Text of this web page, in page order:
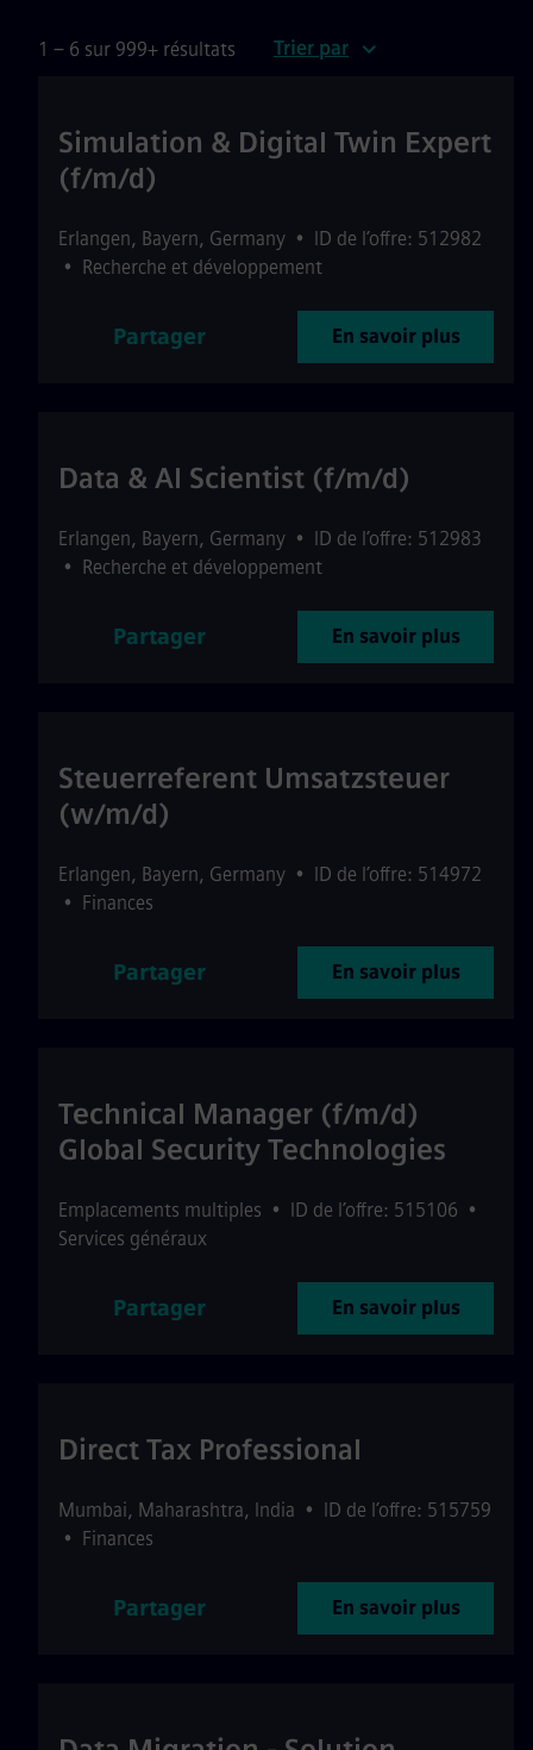
1 – 6 sur 999+ résultats Trier par
Simulation & Digital Twin Expert
(f/m/d)
Erlangen, Bayern, Germany • ID de l’offre: 512982
• Recherche et développement
Partager En savoir plus
Data & AI Scientist (f/m/d)
Erlangen, Bayern, Germany • ID de l’offre: 512983
• Recherche et développement
Partager En savoir plus
Steuerreferent Umsatzsteuer
(w/m/d)
Erlangen, Bayern, Germany • ID de l’offre: 514972
• Finances
Partager En savoir plus
Technical Manager (f/m/d)
Global Security Technologies
Emplacements multiples • ID de l’offre: 515106 •
Services généraux
Partager En savoir plus
Direct Tax Professional
Mumbai, Maharashtra, India • ID de l’offre: 515759
• Finances
Partager En savoir plus